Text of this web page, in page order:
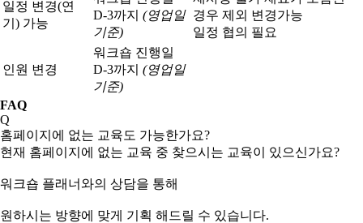
일정 변경(연
기) 가능
D-3까지 (영업일
기준)
경우 제외 변경가능
일정 협의 필요
인원 변경
워크숍 진행일
D-3까지 (영업일
기준)
FAQ
Q
홈페이지에 없는 교육도 가능한가요?
현재 홈페이지에 없는 교육 중 찾으시는 교육이 있으신가요?
워크숍 플래너와의 상담을 통해
원하시는 방향에 맞게 기획 해드릴 수 있습니다.